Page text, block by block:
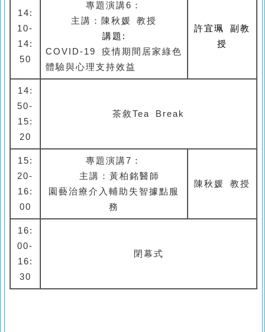
14:
10-
14:
50
專題演講6：
主講：陳秋媛
教授
講題:
COVID-19 疫情期間居家綠色
體驗與心理支持效益
許宜珮 副教
授
14:
50-
15:
20
茶敘Tea Break
15:
20-
16:
00
專題演講7：
主講：黃柏銘醫師
園藝治療介入輔助失智據點服
務
陳秋媛 教授
16:
00-
16:
30
閉幕式